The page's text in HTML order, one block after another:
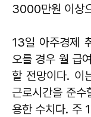
3000만원 이상
13일 아주경제
오를 경우 월 급
할 전망이다. 이
근로시간을 준
용한 수치다. 주